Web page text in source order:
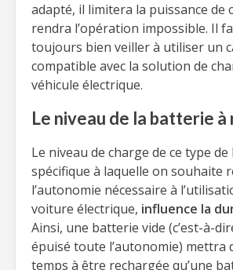
adapté, il limitera la puissance de
rendra l’opération impossible. Il
toujours bien veiller à utiliser un
compatible avec la solution de
véhicule électrique.
Le niveau de la batterie
Le niveau de charge de ce type
spécifique à laquelle on souhaite
l’autonomie nécessaire à
voiture électrique, influence la
Ainsi, une batterie vide (c’est-à-
épuisé toute l’autonomie) mettra
temps à être rechargée qu’une